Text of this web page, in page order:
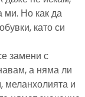
ми. Но как да
като си
замени с
а няма ли
меланхолията и